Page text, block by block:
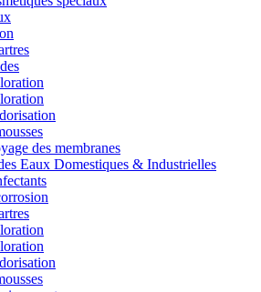
des membranes
Eaux Domestiques & Industrielles